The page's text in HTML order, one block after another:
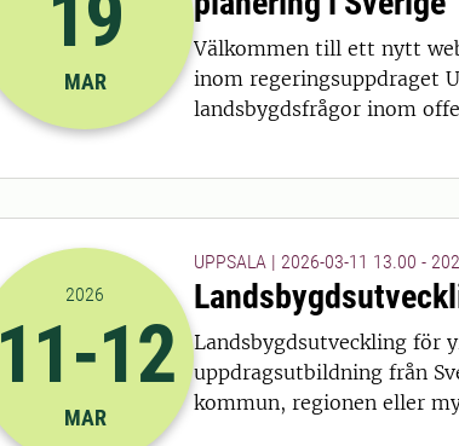
2026-19-03 14:00till 2026-19-03 15:00
MAR
Välkommen till ett nytt
inom regeringsuppdraget
landsbygdsfrågor inom
2026-11-03 12:00till 2026-12-03 14:00
2026
11-12
MAR
UPPSALA | 2026-03-11 13.00 -
Landsbygdsutveckling för
uppdragsutbildning från
kommun, regionen eller